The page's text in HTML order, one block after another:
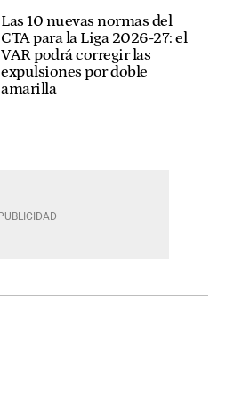
Las 10 nuevas normas del
CTA para la Liga 2026-27: el
VAR podrá corregir las
expulsiones por doble
amarilla